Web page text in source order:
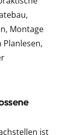
Montage
Planlesen,
ist